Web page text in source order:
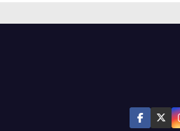
ANDESS